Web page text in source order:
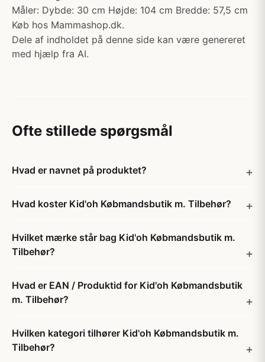
Måler: Dybde: 30 cm Højde: 104 cm Bredde: 57,5 cm
Køb hos Mammashop.dk.
Dele af indholdet på denne side kan være genereret
med hjælp fra AI.
Ofte stillede spørgsmål
Hvad er navnet på produktet?
Hvad koster Kid'oh Købmandsbutik m. Tilbehør?
Hvilket mærke står bag Kid'oh Købmandsbutik m.
Tilbehør?
Hvad er EAN / Produktid for Kid'oh Købmandsbutik
m. Tilbehør?
Hvilken kategori tilhører Kid'oh Købmandsbutik m.
Tilbehør?